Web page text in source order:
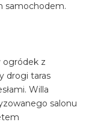
samochodem.
ogródek z
drogi taras
Willa
salonu